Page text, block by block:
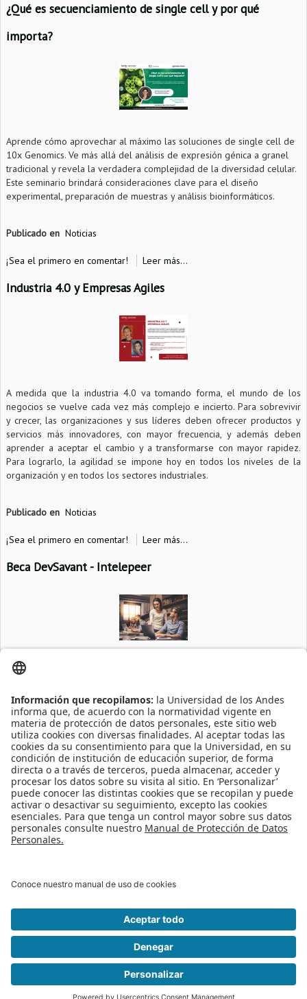
¿Qué es secuenciamiento de single cell y por qué
importa?
Aprende cómo aprovechar al máximo las soluciones de single cell de
10x Genomics. Ve más allá del análisis de expresión génica a granel
tradicional y revela la verdadera complejidad de la diversidad celular.
Este seminario brindará consideraciones clave para el diseño
experimental, preparación de muestras y análisis bioinformáticos.
Publicado en Noticias
¡Sea el primero en comentar! Leer más...
Industria 4.0 y Empresas Agiles
A medida que la industria 4.0 va tomando forma, el mundo de los
negocios se vuelve cada vez más complejo e incierto. Para sobrevivir
y crecer, las organizaciones y sus líderes deben ofrecer productos y
servicios más innovadores, con mayor frecuencia, y además deben
aprender a aceptar el cambio y a transformarse con mayor rapidez.
Para lograrlo, la agilidad se impone hoy en todos los niveles de la
organización y en todos los sectores industriales.
Publicado en Noticias
¡Sea el primero en comentar! Leer más...
Beca DevSavant - Intelepeer
Gracias a la alianza con DevSavant – Intelepeer, se logró la
un estudiante del programa de Ingeniería de Sistemas y Computación
que evidencie una necesidad económica para continuar financiando su
educación.
Publicado en Noticias
Etiquetado bajo
DISContigo
¡Sea el primero en comentar! Leer más...